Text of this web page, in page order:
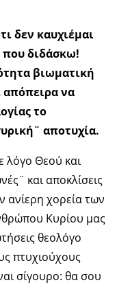
δεν καυχιέμαι
που διδάσκω!
βιωματική
απόπειρα να
το
αποτυχία.
λόγο Θεού και
και αποκλίσεις
ανίερη χορεία των
Κυρίου μας
θεολόγο
πτυχιούχους
σίγουρο: θα σου